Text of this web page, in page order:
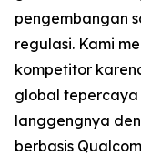
pengembangan
regulasi. Kami
kompetitor
global tepercaya
langgengnya
berbasis